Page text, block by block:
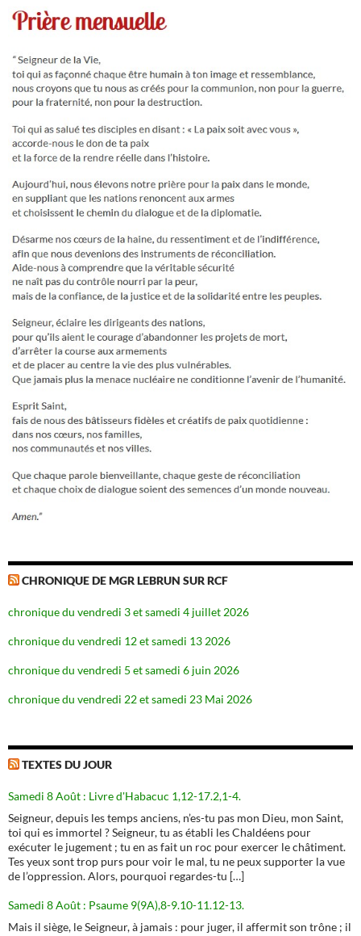
CHRONIQUE DE MGR LEBRUN SUR RCF
chronique du vendredi 3 et samedi 4 juillet 2026
chronique du vendredi 12 et samedi 13 2026
chronique du vendredi 5 et samedi 6 juin 2026
chronique du vendredi 22 et samedi 23 Mai 2026
TEXTES DU JOUR
Samedi 8 Août : Livre d'Habacuc 1,12-17.2,1-4.
Seigneur, depuis les temps anciens, n’es-tu pas mon Dieu, mon Saint,
toi qui es immortel ? Seigneur, tu as établi les Chaldéens pour
exécuter le jugement ; tu en as fait un roc pour exercer le châtiment.
Tes yeux sont trop purs pour voir le mal, tu ne peux supporter la vue
de l’oppression. Alors, pourquoi regardes-tu […]
Samedi 8 Août : Psaume 9(9A),8-9.10-11.12-13.
Mais il siège, le Seigneur, à jamais : pour juger, il affermit son trône ; il